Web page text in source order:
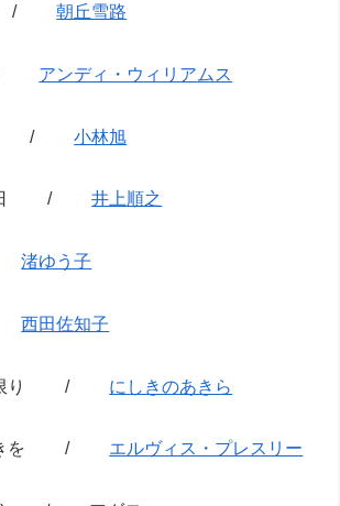
ら /朝丘雪路
/ アンディ・ウィリアムス
い /小林旭
明日 /井上順之
/渚ゆう子
/西田佐知子
る限り / にしきのあきら
めきを / エルヴィス・プレスリー